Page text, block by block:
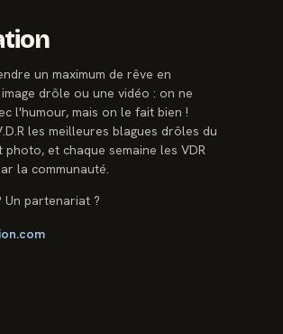
un maximum de rêve en
drôle ou une vidéo : on ne
l'humour, mais on le fait bien !
les meilleures blagues drôles du
photo, et chaque semaine les VDR
la communauté.
Un partenariat ?